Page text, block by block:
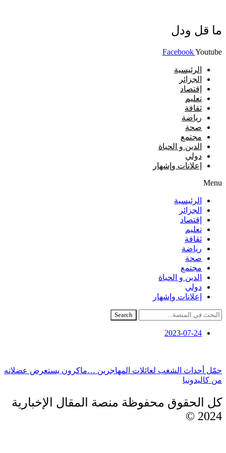
ما قل ودل
FacebookYoutube
الرئيسية
الجزائر
إقتصاد
تعليم
ثقافة
رياضة
صحة
مجتمع
الدين و الحياة
دولي
إعلانات وإشهار
Menu
الرئيسية
الجزائر
إقتصاد
تعليم
ثقافة
رياضة
صحة
مجتمع
الدين و الحياة
دولي
إعلانات وإشهار
Search
2023-07-24
حمّل أحداث الشغب لعائلات المهاجرين …ماكرون يستعرض عضلاته
من كاليدونيا
كل الحقوق محفوظة منصة المقال الإخبارية
2024 ©